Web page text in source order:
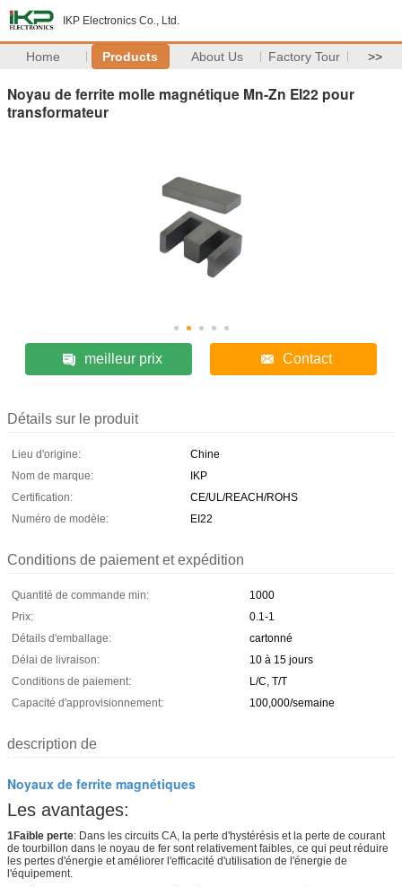
IKP Electronics Co., Ltd.
Home Products About Us Factory Tour >>
Noyau de ferrite molle magnétique Mn-Zn EI22 pour
transformateur
meilleur prix Contact
Détails sur le produit
Lieu d'origine:
Chine
Nom de marque:
IKP
Certification:
CE/UL/REACH/ROHS
Numéro de modèle:
EI22
Conditions de paiement et expédition
Quantité de commande min:
1000
Prix:
0.1-1
Détails d'emballage:
cartonné
Délai de livraison:
10 à 15 jours
Conditions de paiement:
L/C, T/T
Capacité d'approvisionnement:
100,000/semaine
description de
Noyaux de ferrite magnétiques
Les avantages:
1Faible perte: Dans les circuits CA, la perte d'hystérésis et la perte de courant
de tourbillon dans le noyau de fer sont relativement faibles, ce qui peut réduire
les pertes d'énergie et améliorer l'efficacité d'utilisation de l'énergie de
l'équipement.